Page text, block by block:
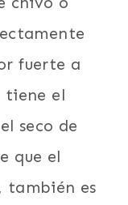
fuerte a
tiene el
seco de
que el
también es